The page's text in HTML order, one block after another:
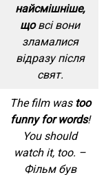
найсмішніше,
щовсі вони
зламалися
відразу після
свят.
The film was too
funny for words!
You should
watch it, too. –
Фільм був